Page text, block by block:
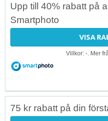
Upp till 40% rabatt på
Smartphoto
VISA
Villkor: -. Mer
75 kr rabatt på din